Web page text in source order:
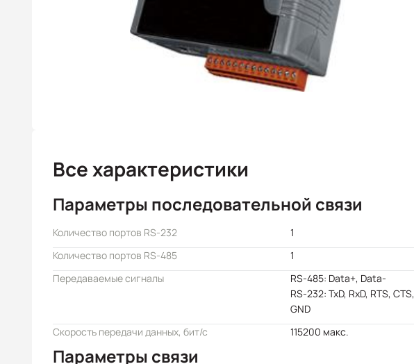
Все характеристики
Параметры последовательной связи
Количество портов RS-232
1
Количество портов RS-485
1
Передаваемые сигналы
RS-485: Data+, Data-
RS-232: TxD, RxD, RTS, CTS,
GND
Скорость передачи данных, бит/с
115200 макс.
Параметры связи